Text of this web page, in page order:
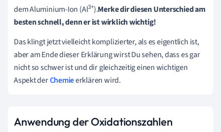
dem Aluminium-Ion (Al3+).Merke dir diesen Unterschied am
besten schnell, denn er ist wirklich wichtig!
Das klingt jetzt vielleicht komplizierter, als es eigentlich ist,
aber am Ende dieser Erklärung wirst Du sehen, dass es gar
nicht so schwer ist und dir gleichzeitig einen wichtigen
Aspekt derChemieerklären wird.
Anwendung der Oxidationszahlen